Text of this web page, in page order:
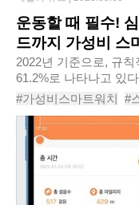
운동할 때 필수!
드까지 가성비 스
2022년 기준으로, 규
61.2%로 나타나고 있
활체육 인구는 10년 전
이 넘는 사람들이 운동
#가성비스마트워치 #
#스마트운동기구 #렉
#렉쏘N1스마트워치